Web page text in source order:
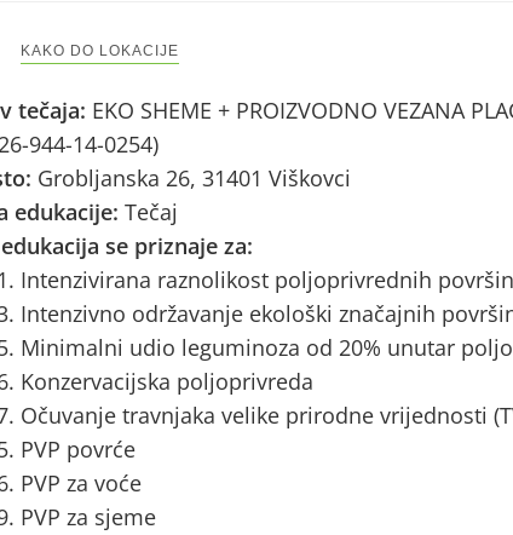
KAKO DO LOKACIJE
tečaja: EKO SHEME + PROIZVODNO VEZANA
944-14-0254)
Grobljanska 26, 31401 Viškovci
edukacije: Tečaj
se priznaje za:
Intenzivirana raznolikost poljoprivrednih
Intenzivno održavanje ekološki značajnih
Minimalni udio leguminoza od 20% unutar
Konzervacijska poljoprivreda
Očuvanje travnjaka velike prirodne vrijednosti
PVP povrće
PVP za voće
PVP za sjeme